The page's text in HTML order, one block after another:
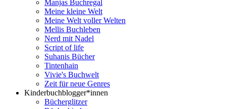
Manjas Buchregal
Meine kleine Welt
Meine Welt voller Welten
Mellis Buchleben
Nerd mit Nadel
Script of life
Suhanis Bücher
Tintenhain
Vivie's Buchwelt
Zeit für neue Genres
Kinderbuchblogger*innen
Bücherglitzer